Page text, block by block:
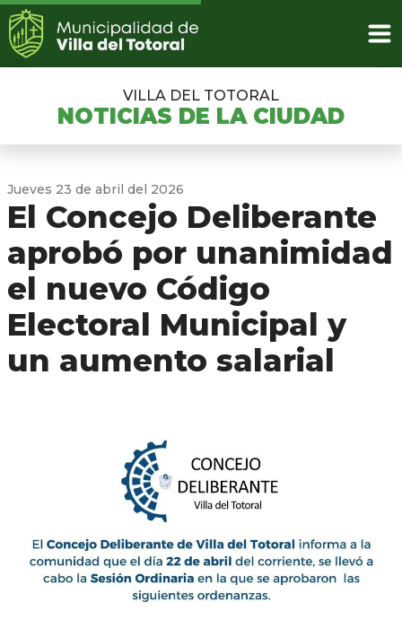
VILLA DEL TOTORAL
NOTICIAS DE LA CIUDAD
Jueves 23 de abril del 2026
El Concejo Deliberante
aprobó por unanimidad
el nuevo Código
Electoral Municipal y
un aumento salarial